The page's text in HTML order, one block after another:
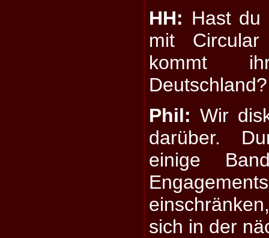
HH: Hast du
mit
kommt
Deutschland?
Phil: Wir
darüber.
einige
sich in der